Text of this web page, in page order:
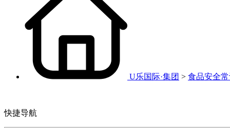
U乐国际·集团 > 食品安全
快捷导航